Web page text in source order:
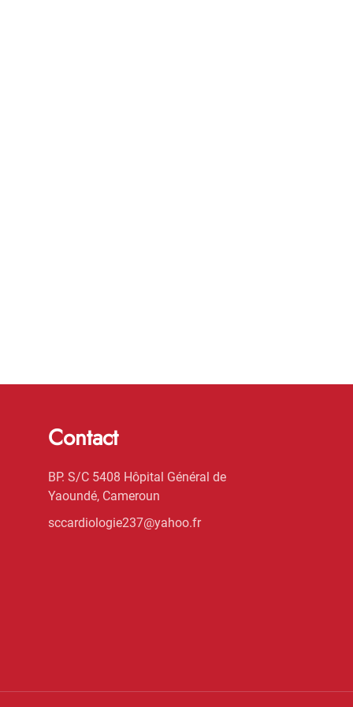
Contact
BP. S/C 5408 Hôpital Général de
Yaoundé, Cameroun
sccardiologie237@yahoo.fr